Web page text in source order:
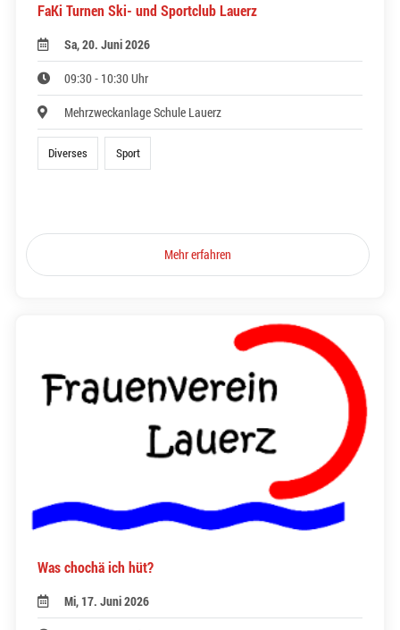
FaKi Turnen Ski- und Sportclub Lauerz
Sa, 20. Juni 2026
09:30 - 10:30 Uhr
Mehrzweckanlage Schule Lauerz
Diverses Sport
Mehr erfahren
Was chochä ich hüt?
Mi, 17. Juni 2026